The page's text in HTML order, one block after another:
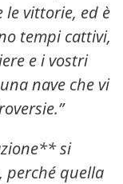
vittorie, ed è
tempi cattivi,
e i vostri
nave che vi
si
perché quella